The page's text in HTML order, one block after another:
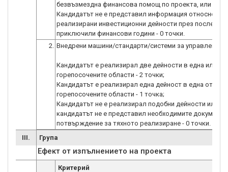
безвъзмездна финансова помощ по проекта, или
Кандидатът не е представил информация относно
реализирани инвестиционни дейности през
приключили финансови години - 0 точки.
2. Внедрени машини/стандарти/системи за управление
Кандидатът е реализирал две дейности в една или
горепосочените области - 2 точки;
Кандидатът е реализирал една дейност в една от
горепосочените области - 1 точка;
Кандидатът не е реализирал подобни дейности или
кандидатът не е представил необходимите
потвърждение за тяхното реализиране - 0 точки.
III.
Група
Ефект от изпълнението на проекта
Критерий